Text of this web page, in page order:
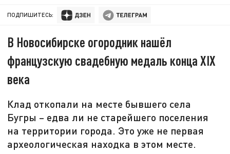
ПОДПИШИТЕСЬ:
В Новосибирске огородник нашёл
французскую свадебную медаль конца XIX
века
Клад откопали на месте бывшего села
Бугры – едва ли не старейшего поселения
на территории города. Это уже не первая
археологическая находка в этом месте.